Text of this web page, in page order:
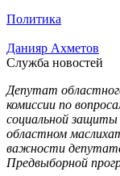
Политика
Данияр Ахметов
Служба новостей
Депутат
комиссии по
социальной защиты
областном
важности
Предвыборной